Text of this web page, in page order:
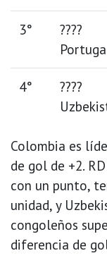
3°
????
4°
????
Colombia es
de gol de +2.
con un punto,
unidad, y
congoleños
diferencia de